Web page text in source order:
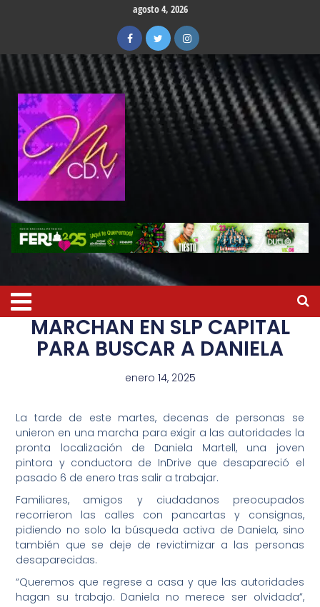
agosto 4, 2026
MARCHAN EN SLP CAPITAL
PARA BUSCAR A DANIELA
enero 14, 2025
La tarde de este martes, decenas de personas se
unieron en una marcha para exigir a las autoridades la
pronta localización de Daniela Martell, una joven
pintora y conductora de InDrive que desapareció el
pasado 6 de enero tras salir a trabajar.
Familiares, amigos y ciudadanos preocupados
recorrieron las calles con pancartas y consignas,
pidiendo no solo la búsqueda activa de Daniela, sino
también que se deje de revictimizar a las personas
desaparecidas.
“Queremos que regrese a casa y que las autoridades
hagan su trabajo. Daniela no merece ser olvidada”,